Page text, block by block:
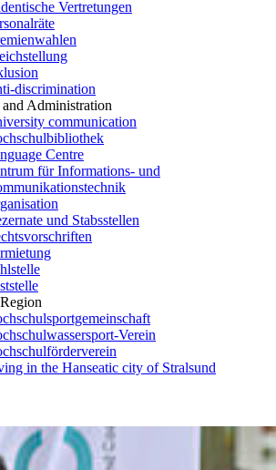
Vertretungen
discrimination
Administration
communication
Centre
für Informations- und
und Stabsstellen
Verein
in the Hanseatic city of Stralsund